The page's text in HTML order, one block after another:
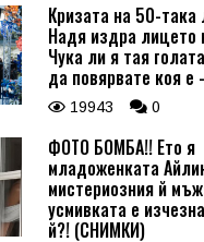
Кризата на 50-така
Надя издра лицето
Чука ли я тая
да повярвате коя
19943 0
ФОТО БОМБА!! Ето я
младоженката
мистериозния й
усмивката е
й?! (СНИМКИ)